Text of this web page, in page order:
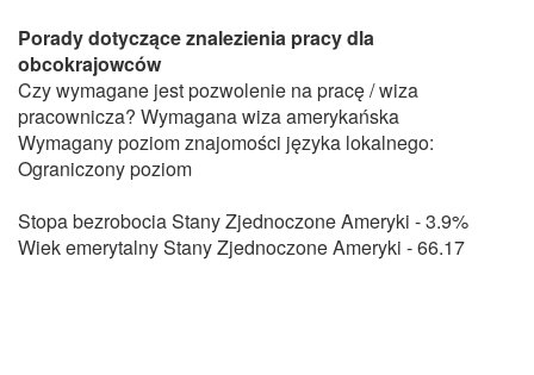
Porady dotyczące znalezienia pracy dla
obcokrajowców
Czy wymagane jest pozwolenie na pracę / wiza
pracownicza? Wymagana wiza amerykańska
Wymagany poziom znajomości języka lokalnego:
Ograniczony poziom
Stopa bezrobocia Stany Zjednoczone Ameryki - 3.9%
Wiek emerytalny Stany Zjednoczone Ameryki - 66.17